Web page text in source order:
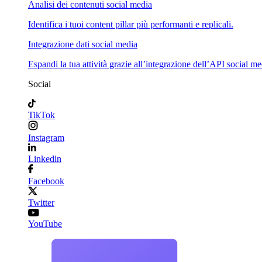
Analisi dei contenuti social media
Identifica i tuoi content pillar più performanti e replicali.
Integrazione dati social media
Espandi la tua attività grazie all’integrazione dell’API social
Social
TikTok
Instagram
Linkedin
Facebook
Twitter
YouTube